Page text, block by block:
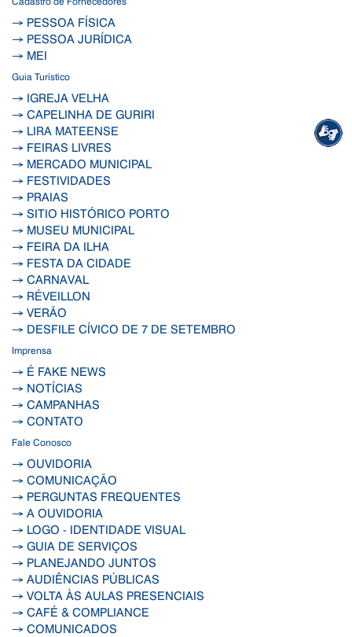
→ PESSOA FÍSICA
→ PESSOA JURÍDICA
→ MEI
Guia Turístico
→ IGREJA VELHA
→ CAPELINHA DE GURIRI
→ LIRA MATEENSE
→ FEIRAS LIVRES
→ MERCADO MUNICIPAL
→ FESTIVIDADES
→ PRAIAS
→ SITIO HISTÓRICO PORTO
→ MUSEU MUNICIPAL
→ FEIRA DA ILHA
→ FESTA DA CIDADE
→ CARNAVAL
→ RÉVEILLON
→ VERÃO
→ DESFILE CÍVICO DE 7 DE SETEMBRO
Imprensa
→ É FAKE NEWS
→ NOTÍCIAS
→ CAMPANHAS
→ CONTATO
Fale Conosco
→ OUVIDORIA
→ COMUNICAÇÃO
→ PERGUNTAS FREQUENTES
→ A OUVIDORIA
→ LOGO - IDENTIDADE VISUAL
→ GUIA DE SERVIÇOS
→ PLANEJANDO JUNTOS
→ AUDIÊNCIAS PÚBLICAS
→ VOLTA ÀS AULAS PRESENCIAIS
→ CAFÉ & COMPLIANCE
→ COMUNICADOS